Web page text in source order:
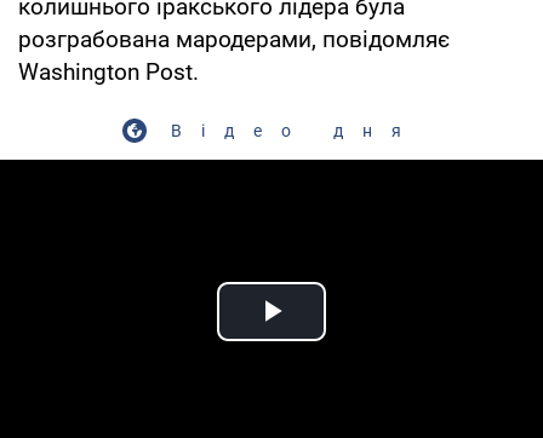
колишнього іракського лідера була
розграбована мародерами, повідомляє
Washington Post.
Відео дня
Play Video